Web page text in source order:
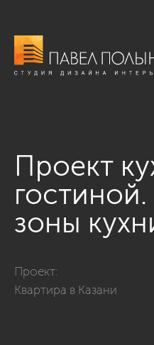
Проект
зоны
Проект:
Квартира в Казани